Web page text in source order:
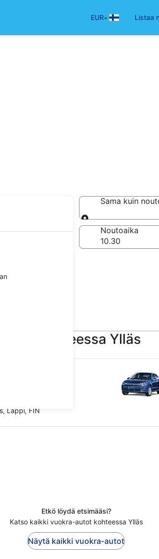
EUR• Listaa
Sama kuin
Sama kuin
Noutoaika
kohteessa Ylläs
Lappi, FIN
Etkö löydä etsimääsi?
Katso kaikki vuokra-autot kohteessa Ylläs
Näytä kaikki vuokra-autot